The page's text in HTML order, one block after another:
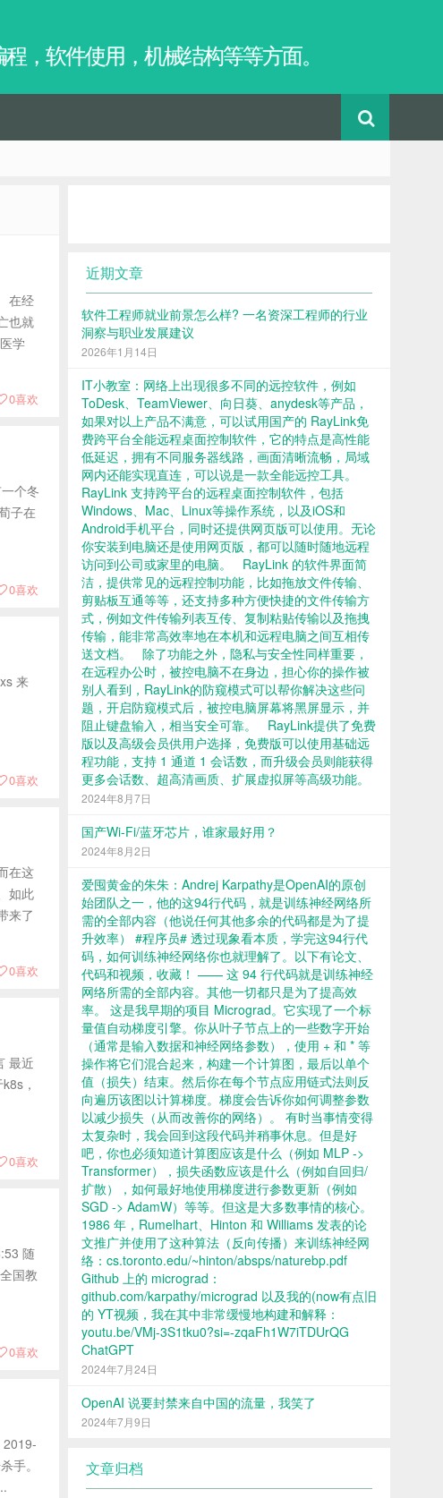
，软件使用，机械结构等等方面。
在经
也就
学
0喜欢
个冬
子在
0喜欢
来
0喜欢
在这
如此
来了
0喜欢
最近
，
0喜欢
随
国教
0喜欢
2019-
手。
近期文章
软件工程师就业前景怎么样? 一名资深工程师的行业
洞察与职业发展建议
2026年1月14日
IT小教室：网络上出现很多不同的远控软件，例如
ToDesk、TeamViewer、向日葵、anydesk等产品，
如果对以上产品不满意，可以试用国产的 RayLink免
费跨平台全能远程桌面控制软件，它的特点是高性能
低延迟，拥有不同服务器线路，画面清晰流畅，局域
网内还能实现直连，可以说是一款全能远控工具。
RayLink 支持跨平台的远程桌面控制软件，包括
Windows、Mac、Linux等操作系统，以及iOS和
Android手机平台，同时还提供网页版可以使用。无论
你安装到电脑还是使用网页版，都可以随时随地远程
访问到公司或家里的电脑。 RayLink 的软件界面简
洁，提供常见的远程控制功能，比如拖放文件传输、
剪贴板互通等等，还支持多种方便快捷的文件传输方
式，例如文件传输列表互传、复制粘贴传输以及拖拽
传输，能非常高效率地在本机和远程电脑之间互相传
送文档。 除了功能之外，隐私与安全性同样重要，
在远程办公时，被控电脑不在身边，担心你的操作被
别人看到，RayLink的防窥模式可以帮你解决这些问
题，开启防窥模式后，被控电脑屏幕将黑屏显示，并
阻止键盘输入，相当安全可靠。 RayLink提供了免费
版以及高级会员供用户选择，免费版可以使用基础远
程功能，支持 1 通道 1 会话数，而升级会员则能获得
更多会话数、超高清画质、扩展虚拟屏等高级功能。
2024年8月7日
国产Wi-Fi/蓝牙芯片，谁家最好用？
2024年8月2日
爱囤黄金的朱朱：Andrej Karpathy是OpenAI的原创
始团队之一，他的这94行代码，就是训练神经网络所
需的全部内容（他说任何其他多余的代码都是为了提
升效率） #程序员# 透过现象看本质，学完这94行代
码，如何训练神经网络你也就理解了。以下有论文、
代码和视频，收藏！ —— 这 94 行代码就是训练神经
网络所需的全部内容。其他一切都只是为了提高效
率。 这是我早期的项目 Micrograd。它实现了一个标
量值自动梯度引擎。你从叶子节点上的一些数字开始
（通常是输入数据和神经网络参数），使用 + 和 * 等
操作将它们混合起来，构建一个计算图，最后以单个
值（损失）结束。然后你在每个节点应用链式法则反
向遍历该图以计算梯度。梯度会告诉你如何调整参数
以减少损失（从而改善你的网络）。 有时当事情变得
太复杂时，我会回到这段代码并稍事休息。但是好
吧，你也必须知道计算图应该是什么（例如 MLP ->
Transformer），损失函数应该是什么（例如自回归/
扩散），如何最好地使用梯度进行参数更新（例如
SGD -> AdamW）等等。但这是大多数事情的核心。
1986 年，Rumelhart、Hinton 和 Williams 发表的论
文推广并使用了这种算法（反向传播）来训练神经网
络：cs.toronto.edu/~hinton/absps/naturebp.pdf
Github 上的 micrograd：
github.com/karpathy/micrograd 以及我的(now有点旧
的 YT视频，我在其中非常缓慢地构建和解释：
youtu.be/VMj-3S1tku0?si=-zqaFh1W7iTDUrQG
ChatGPT
2024年7月24日
OpenAI 说要封禁来自中国的流量，我笑了
2024年7月9日
文章归档